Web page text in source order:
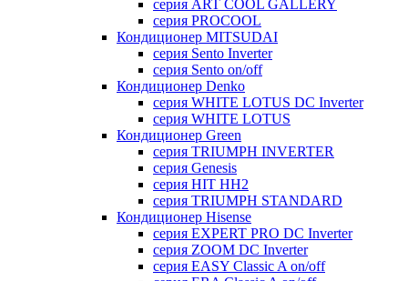
серия ART COOL GALLERY
серия PROCOOL
Кондиционер MITSUDAI
серия Sento Inverter
серия Sento on/off
Кондиционер Denko
серия WHITE LOTUS DC Inverter
серия WHITE LOTUS
Кондиционер Green
серия TRIUMPH INVERTER
серия Genesis
серия HIT HH2
серия TRIUMPH STANDARD
Кондиционер Hisense
серия EXPERT PRO DC Inverter
серия ZOOM DC Inverter
серия EASY Classic A on/off